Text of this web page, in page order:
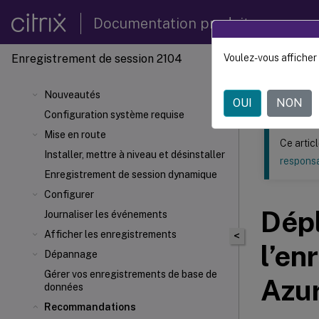
Documentation produit
Enregistrement de session 2104
Nouveautés
Configuration système requise
Mise en route
Installer, mettre à niveau et désinstaller
Enregistrement de session dynamique
Configurer
Journaliser les événements
Afficher les enregistrements
Dépannage
Gérer vos enregistrements de base de
données
Recommandations
Ce contenu a
<
Ce
Voulez-vous
OUI NON